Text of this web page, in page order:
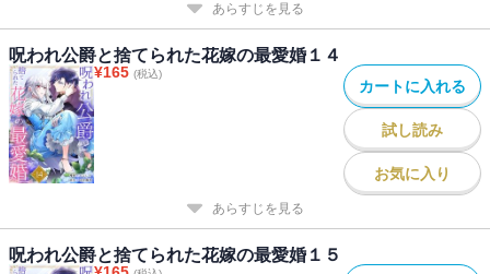
あらすじを見る
呪われ公爵と捨てられた花嫁の最愛婚１４
¥165 (税込)
カートに入れる
試し読み
お気に入り
あらすじを見る
呪われ公爵と捨てられた花嫁の最愛婚１５